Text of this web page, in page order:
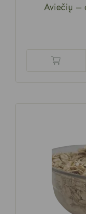
Aviečių –